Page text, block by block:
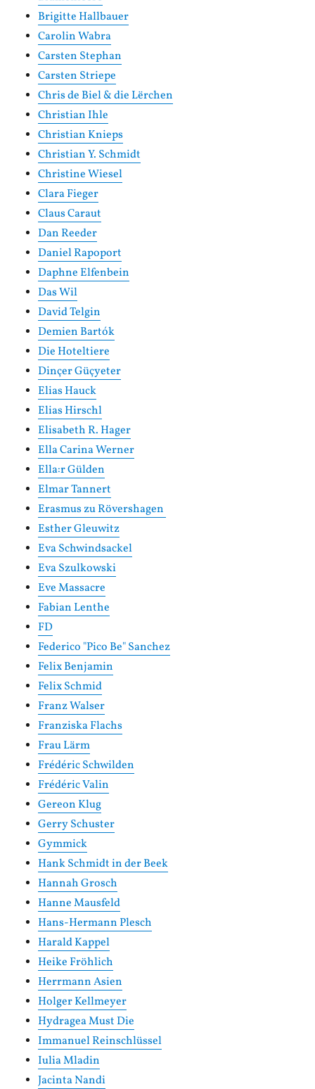
Brigitte Hallbauer
Carolin Wabra
Carsten Stephan
Carsten Striepe
Chris de Biel & die Lërchen
Christian Ihle
Christian Knieps
Christian Y. Schmidt
Christine Wiesel
Clara Fieger
Claus Caraut
Dan Reeder
Daniel Rapoport
Daphne Elfenbein
Das Wil
David Telgin
Demien Bartók
Die Hoteltiere
Dinçer Güçyeter
Elias Hauck
Elias Hirschl
Elisabeth R. Hager
Ella Carina Werner
Ella:r Gülden
Elmar Tannert
Erasmus zu Rövershagen
Esther Gleuwitz
Eva Schwindsackel
Eva Szulkowski
Eve Massacre
Fabian Lenthe
FD
Federico "Pico Be" Sanchez
Felix Benjamin
Felix Schmid
Franz Walser
Franziska Flachs
Frau Lärm
Frédéric Schwilden
Frédéric Valin
Gereon Klug
Gerry Schuster
Gymmick
Hank Schmidt in der Beek
Hannah Grosch
Hanne Mausfeld
Hans-Hermann Plesch
Harald Kappel
Heike Fröhlich
Herrmann Asien
Holger Kellmeyer
Hydragea Must Die
Immanuel Reinschlüssel
Iulia Mladin
Jacinta Nandi